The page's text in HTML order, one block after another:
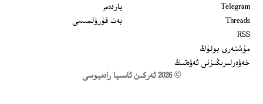
Telegram
Threads
RSS
مۇشتەرى بولۇڭ
خەۋەرلىرىڭىزنى ئەۋەتىڭ
ياردەم
بەت قۇرۇلمىسى
© 2026 ئەركىن ئاسىيا رادىيوسى